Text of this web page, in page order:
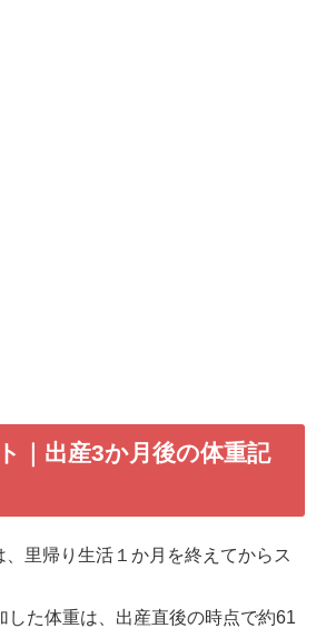
｜出産3か月後の体重記
里帰り生活１か月を終えてからス
した体重は、出産直後の時点で約61